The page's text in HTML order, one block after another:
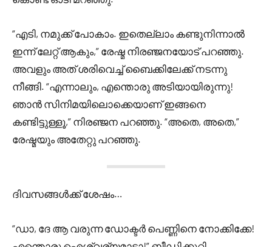
“എടി, നമുക്ക് പോകാം. ഇതെല്ലാം കണ്ടുനിന്നാൽ
ഇന്ന് ലേറ്റ് ആകും,” രേഷ്മ നിരഞ്ജനയോട് പറഞ്ഞു.
അവളും അത് ശരിവെച്ച് ബൈക്കിലേക്ക് നടന്നു
നീങ്ങി. “എന്നാലും, എന്തൊരു അടിയായിരുന്നു!
ഞാൻ സിനിമയിലൊക്കെയാണ് ഇങ്ങനെ
കണ്ടിട്ടുള്ളൂ,” നിരഞ്ജന പറഞ്ഞു. “അതെ, അതെ,”
രേഷ്മയും അതേറ്റു പറഞ്ഞു.
ദിവസങ്ങൾക്ക് ശേഷം…
“ഡാ, ദേ ആ വരുന്ന ഡോക്ടർ പെണ്ണിനെ നോക്കിക്കേ!